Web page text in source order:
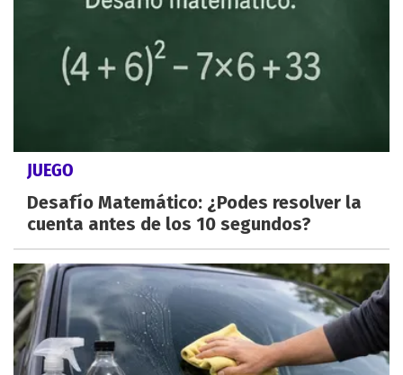
JUEGO
Desafío Matemático: ¿Podes resolver la
cuenta antes de los 10 segundos?